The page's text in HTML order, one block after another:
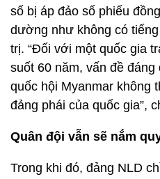
số bị áp đảo số phiếu
dường như không có
trị. “Đối với một quốc gia
suốt 60 năm, vấn đề
quốc hội Myanmar không
đảng phái của quốc gia”,
Quân đội vẫn sẽ nắm
Trong khi đó, đảng NLD